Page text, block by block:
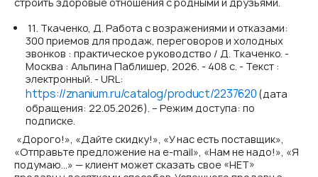
11. Ткаченко, Д. Работа с возражениями и отказами:
300 приемов для продаж, переговоров и холодных
звонков : практическое руководство / Д. Ткаченко. -
Москва : Альпина Паблишер, 2026. - 408 с. - Текст :
электронный. - URL:
https://znanium.ru/catalog/product/2237620 (дата
обращения: 22.05.2026). – Режим доступа: по
подписке.
«Дорого!», «Дайте скидку!», «У нас есть поставщик»,
«Отправьте предложение на e-mail», «Нам не надо!», «Я
подумаю…» — клиент может сказать свое «НЕТ»